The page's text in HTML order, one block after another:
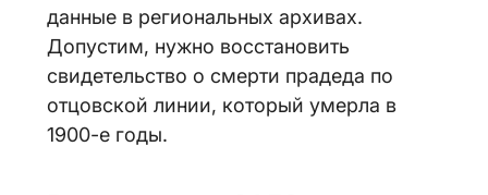
данные в региональных архивах.
Допустим, нужно восстановить
свидетельство о смерти прадеда по
отцовской линии, который умерла в
1900-е годы.